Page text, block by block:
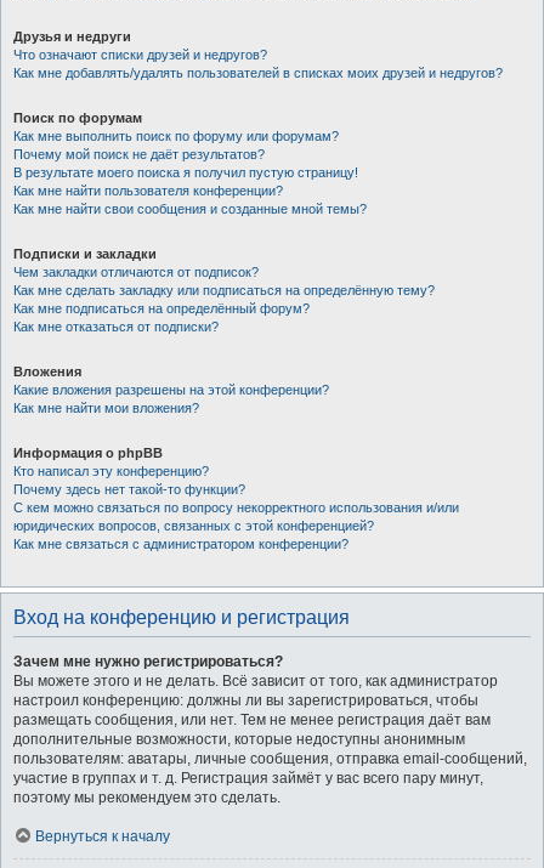
Друзья и недруги
Что означают списки друзей и недругов?
Как мне добавлять/удалять пользователей в списках моих друзей и недругов?
Поиск по форумам
Как мне выполнить поиск по форуму или форумам?
Почему мой поиск не даёт результатов?
В результате моего поиска я получил пустую страницу!
Как мне найти пользователя конференции?
Как мне найти свои сообщения и созданные мной темы?
Подписки и закладки
Чем закладки отличаются от подписок?
Как мне сделать закладку или подписаться на определённую тему?
Как мне подписаться на определённый форум?
Как мне отказаться от подписки?
Вложения
Какие вложения разрешены на этой конференции?
Как мне найти мои вложения?
Информация о phpBB
Кто написал эту конференцию?
Почему здесь нет такой-то функции?
С кем можно связаться по вопросу некорректного использования и/или
юридических вопросов, связанных с этой конференцией?
Как мне связаться с администратором конференции?
Вход на конференцию и регистрация
Зачем мне нужно регистрироваться?
Вы можете этого и не делать. Всё зависит от того, как администратор
настроил конференцию: должны ли вы зарегистрироваться, чтобы
размещать сообщения, или нет. Тем не менее регистрация даёт вам
дополнительные возможности, которые недоступны анонимным
пользователям: аватары, личные сообщения, отправка email-сообщений,
участие в группах и т. д. Регистрация займёт у вас всего пару минут,
поэтому мы рекомендуем это сделать.
Вернуться к началу